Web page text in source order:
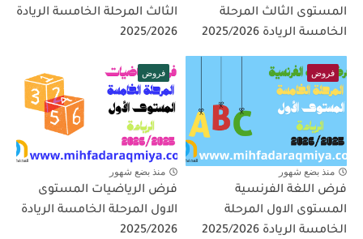
المستوى الثالث المرحلة
الخامسة الريادة 2025/2026
الثالث المرحلة الخامسة الريادة
2025/2026
فروض
منذ بضع شهور
فرض اللغة الفرنسية
المستوى الاول المرحلة
الخامسة الريادة 2025/2026
فروض
منذ بضع شهور
فرض الرياضيات المستوى
الاول المرحلة الخامسة الريادة
2025/2026